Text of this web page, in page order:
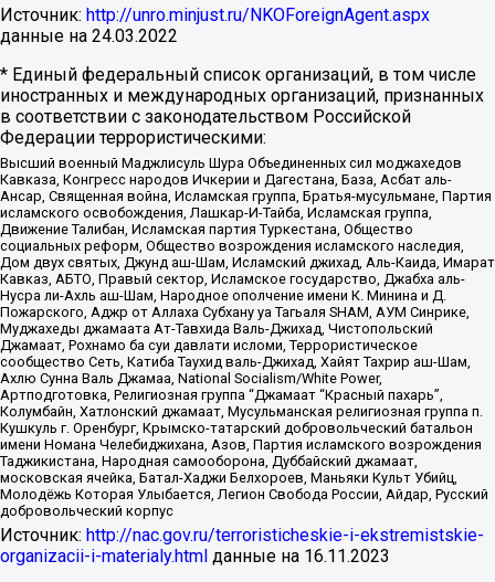
Источник: http://unro.minjust.ru/NKOForeignAgent.aspx
данные на 24.03.2022
* Единый федеральный список организаций, в том числе
иностранных и международных организаций, признанных
в соответствии с законодательством Российской
Федерации террористическими:
Высший военный Маджлисуль Шура Объединенных сил моджахедов
Кавказа, Конгресс народов Ичкерии и Дагестана, База, Асбат аль-
Ансар, Священная война, Исламская группа, Братья-мусульмане, Партия
исламского освобождения, Лашкар-И-Тайба, Исламская группа,
Движение Талибан, Исламская партия Туркестана, Общество
социальных реформ, Общество возрождения исламского наследия,
Дом двух святых, Джунд аш-Шам, Исламский джихад, Аль-Каида, Имарат
Кавказ, АБТО, Правый сектор, Исламское государство, Джабха аль-
Нусра ли-Ахль аш-Шам, Народное ополчение имени К. Минина и Д.
Пожарского, Аджр от Аллаха Субхану уа Тагьаля SHAM, АУМ Синрике,
Муджахеды джамаата Ат-Тавхида Валь-Джихад, Чистопольский
Джамаат, Рохнамо ба суи давлати исломи, Террористическое
сообщество Сеть, Катиба Таухид валь-Джихад, Хайят Тахрир аш-Шам,
Ахлю Сунна Валь Джамаа, National Socialism/White Power,
Артподготовка, Религиозная группа “Джамаат “Красный пахарь”,
Колумбайн, Хатлонский джамаат, Мусульманская религиозная группа п.
Кушкуль г. Оренбург, Крымско-татарский добровольческий батальон
имени Номана Челебиджихана, Азов, Партия исламского возрождения
Таджикистана, Народная самооборона, Дуббайский джамаат,
московская ячейка, Батал-Хаджи Белхороев, Маньяки Культ Убийц,
Молодёжь Которая Улыбается, Легион Свобода России, Айдар, Русский
добровольческий корпус
Источник: http://nac.gov.ru/terroristicheskie-i-ekstremistskie-
organizacii-i-materialy.html данные на 16.11.2023